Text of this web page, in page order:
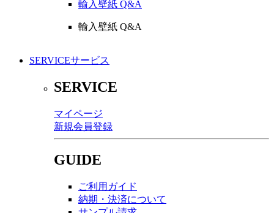
輸入壁紙 Q&A
輸入壁紙 Q&A
SERVICEサービス
SERVICE
マイページ
新規会員登録
GUIDE
ご利用ガイド
納期・決済について